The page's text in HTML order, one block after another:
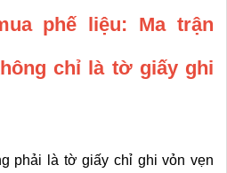
phế liệu: Ma trận
chỉ là tờ giấy ghi
phải là tờ giấy chỉ ghi vỏn vẹn